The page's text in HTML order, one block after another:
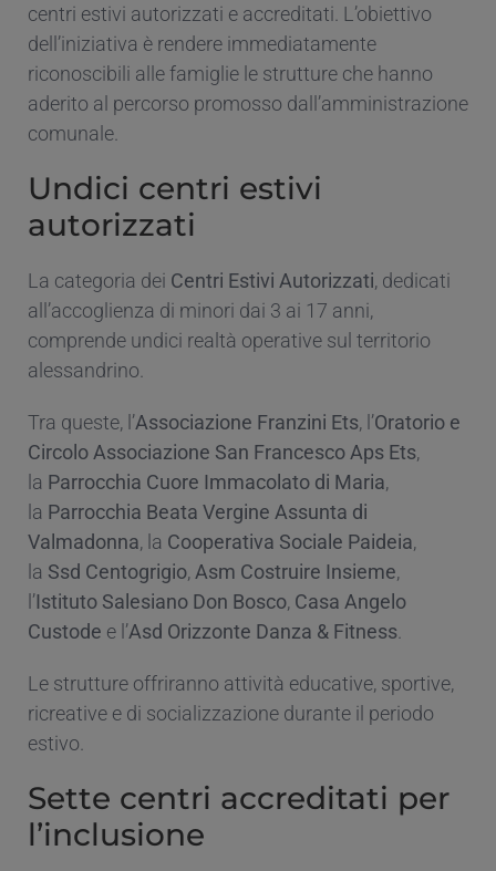
centri estivi autorizzati e accreditati. L’obiettivo
dell’iniziativa è rendere immediatamente
riconoscibili alle famiglie le strutture che hanno
aderito al percorso promosso dall’amministrazione
comunale.
Undici centri estivi
autorizzati
La categoria dei Centri Estivi Autorizzati, dedicati
all’accoglienza di minori dai 3 ai 17 anni,
comprende undici realtà operative sul territorio
alessandrino.
Tra queste, l’Associazione Franzini Ets, l’Oratorio e
Circolo Associazione San Francesco Aps Ets,
la Parrocchia Cuore Immacolato di Maria,
la Parrocchia Beata Vergine Assunta di
Valmadonna, la Cooperativa Sociale Paideia,
la Ssd Centogrigio, Asm Costruire Insieme,
l’Istituto Salesiano Don Bosco, Casa Angelo
Custode e l’Asd Orizzonte Danza & Fitness
Le strutture offriranno attività educative, sportive,
ricreative e di socializzazione durante il periodo
estivo.
Sette centri accreditati per
l’inclusione